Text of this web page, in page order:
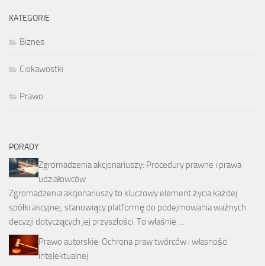
KATEGORIE
Biznes
Ciekawostki
Prawo
PORADY
Zgromadzenia akcjonariuszy: Procedury prawne i prawa
udziałowców
Zgromadzenia akcjonariuszy to kluczowy element życia każdej
spółki akcyjnej, stanowiący platformę do podejmowania ważnych
decyzji dotyczących jej przyszłości. To właśnie …
Prawo autorskie: Ochrona praw twórców i własności
intelektualnej